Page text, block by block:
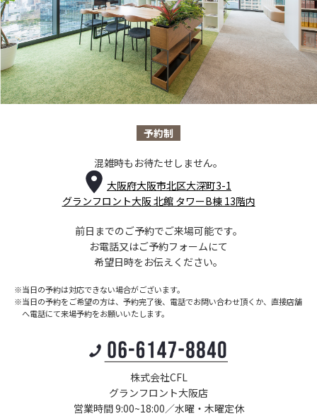
予約制
混雑時もお待たせしません。
大阪府大阪市北区大深町3-1
グランフロント大阪 北館 タワーB棟 13階内
前日までのご予約でご来場可能です。
お電話又はご予約フォームにて
希望日時をお伝えください。
※当日の予約は対応できない場合がございます。
※当日の予約をご希望の方は、予約完了後、電話でお問い合わせ頂くか、 直接店舗
へ電話にて来場予約をお願いいたします。
株式会社CFL
グランフロント大阪店
営業時間 9:00~18:00／水曜・木曜定休